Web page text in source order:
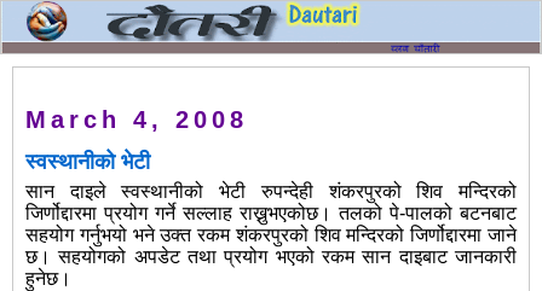
March 4, 2008
स्वस्थानीको भेटी
सान दाइले स्वस्थानीको भेटी रुपन्देही शंकरपुरको शिव मन्दिरको
जिर्णोद्दारमा प्रयोग गर्ने सल्लाह राख्नुभएकोछ। तलको पे-पालको बटनबाट
सहयोग गर्नुभयो भने उक्त रकम शंकरपुरको शिव मन्दिरको जिर्णोद्दारमा जाने
छ। सहयोगको अपडेट तथा प्रयोग भएको रकम सानदाइबाट जानकारी
हुनेछ।